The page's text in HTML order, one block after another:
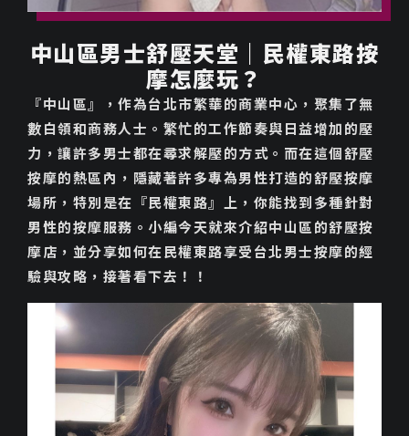
中山區男士舒壓天堂｜民權東路按
摩怎麼玩？
『中山區』，作為台北市繁華的商業中心，聚集了無
數白領和商務人士。繁忙的工作節奏與日益增加的壓
力，讓許多男士都在尋求解壓的方式。而在這個舒壓
按摩的熱區內，隱藏著許多專為男性打造的舒壓按摩
場所，特別是在『民權東路』上，你能找到多種針對
男性的按摩服務。小編今天就來介紹中山區的舒壓按
摩店，並分享如何在民權東路享受台北男士按摩的經
驗與攻略，接著看下去！！